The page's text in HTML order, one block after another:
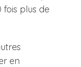
fois plus de
en